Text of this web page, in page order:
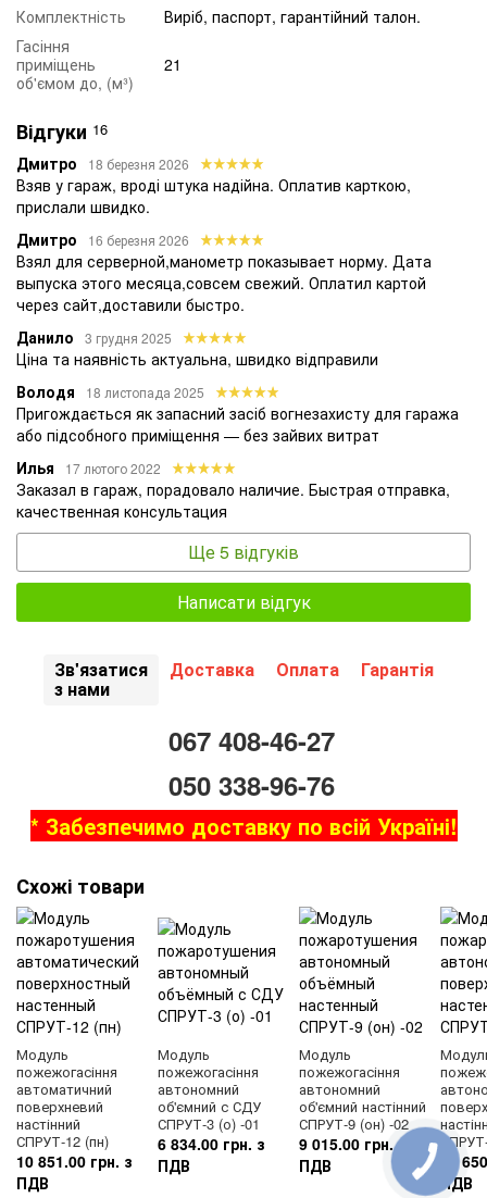
Комплектність
Виріб, паспорт, гарантійний талон.
Гасіння
приміщень
об'ємом до, (м³)
21
Відгуки 16
Дмитро 18 березня 2026
Взяв у гараж, вроді штука надійна. Оплатив карткою,
прислали швидко.
Дмитро
16 березня 2026
Взял для серверной,манометр показывает норму. Дата
выпуска этого месяца,совсем свежий. Оплатил картой
через сайт,доставили быстро.
Данило
3 грудня 2025
Ціна та наявність актуальна, швидко відправили
Володя
18 листопада 2025
Пригождається як запасний засіб вогнезахисту для гаража
або підсобного приміщення — без зайвих витрат
Илья
17 лютого 2022
Заказал в гараж, порадовало наличие. Быстрая отправка,
качественная консультация
Ще 5 відгуків
Написати відгук
Зв'язатися
з нами
Доставка Оплата Гарантія
067 408-46-27
050 338-96-76
* Забезпечимо доставку по всій Україні!
Схожі товари
Модуль
пожежогасіння
автоматичний
поверхневий
настінний
СПРУТ-12 (пн)
10 851.00 грн. з
ПДВ
Модуль
пожежогасіння
автономний
об'ємний с СДУ
СПРУТ-3 (о) -01
6 834.00 грн. з
ПДВ
Модуль
пожежогасіння
автономний
об'ємний настінний
СПРУТ-9 (он) -02
9 015.00 грн. з
ПДВ
10
ПДВ